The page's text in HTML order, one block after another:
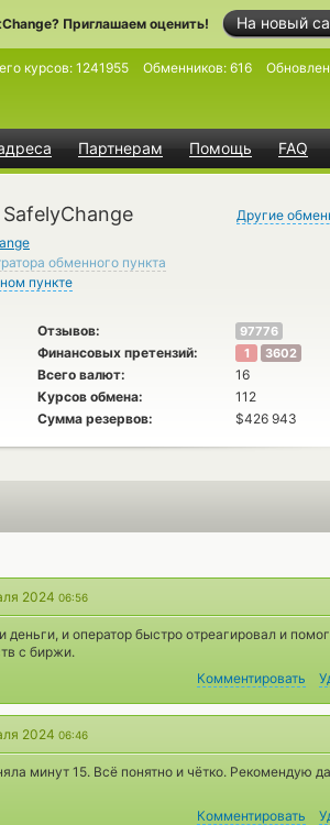
На новый
Приглашаем оценить!
Партнерам Помощь FAQ
курсов: 1241955 Обменников: 616
обменного пункта
пункте
Другие
Отзывов: 97776
Финансовых претензий: 1 3602
Всего валют:
16
Курсов обмена:
112
Сумма резервов: $426 943
2024 06:56
и оператор быстро отреагировал и помог
с биржи.
Комментировать
2024 06:46
минут 15. Всё понятно и чётко. Рекомендую
Комментировать